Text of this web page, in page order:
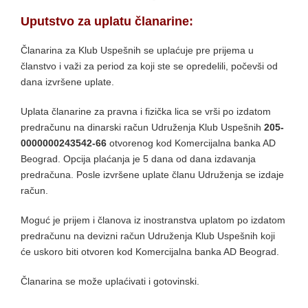
Uputstvo za uplatu članarine:
Članarina za Klub Uspešnih se uplaćuje pre prijema u
članstvo i važi za period za koji ste se opredelili, počevši od
dana izvršene uplate.
Uplata članarine za pravna i fizička lica se vrši po izdatom
predračunu na dinarski račun Udruženja Klub Uspešnih 205-
0000000243542-66 otvorenog kod Komercijalna banka AD
Beograd. Opcija plaćanja je 5 dana od dana izdavanja
predračuna. Posle izvršene uplate članu Udruženja se izdaje
račun.
Moguć je prijem i članova iz inostranstva uplatom po izdatom
predračunu na devizni račun Udruženja Klub Uspešnih koji
će uskoro biti otvoren kod Komercijalna banka AD Beograd.
Članarina se može uplaćivati i gotovinski.